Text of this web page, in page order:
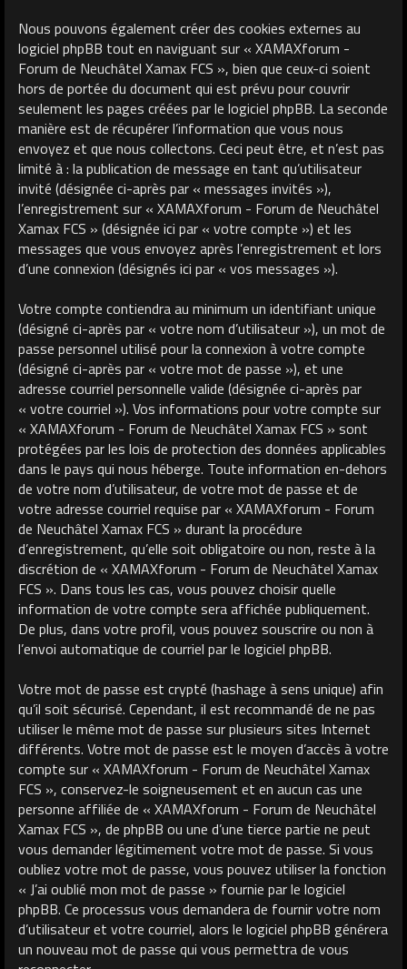
Nous pouvons également créer des cookies externes au
logiciel phpBB tout en naviguant sur « XAMAXforum -
Forum de Neuchâtel Xamax FCS », bien que ceux-ci soient
hors de portée du document qui est prévu pour couvrir
seulement les pages créées par le logiciel phpBB. La seconde
manière est de récupérer l’information que vous nous
envoyez et que nous collectons. Ceci peut être, et n’est pas
limité à : la publication de message en tant qu’utilisateur
invité (désignée ci-après par « messages invités »),
l’enregistrement sur « XAMAXforum - Forum de Neuchâtel
Xamax FCS » (désignée ici par « votre compte ») et les
messages que vous envoyez après l’enregistrement et lors
d’une connexion (désignés ici par « vos messages »).
Votre compte contiendra au minimum un identifiant unique
(désigné ci-après par « votre nom d’utilisateur »), un mot de
passe personnel utilisé pour la connexion à votre compte
(désigné ci-après par « votre mot de passe »), et une
adresse courriel personnelle valide (désignée ci-après par
« votre courriel »). Vos informations pour votre compte sur
« XAMAXforum - Forum de Neuchâtel Xamax FCS » sont
protégées par les lois de protection des données applicables
dans le pays qui nous héberge. Toute information en-dehors
de votre nom d’utilisateur, de votre mot de passe et de
votre adresse courriel requise par « XAMAXforum - Forum
de Neuchâtel Xamax FCS » durant la procédure
d’enregistrement, qu’elle soit obligatoire ou non, reste à la
discrétion de « XAMAXforum - Forum de Neuchâtel Xamax
FCS ». Dans tous les cas, vous pouvez choisir quelle
information de votre compte sera affichée publiquement.
De plus, dans votre profil, vous pouvez souscrire ou non à
l’envoi automatique de courriel par le logiciel phpBB.
Votre mot de passe est crypté (hashage à sens unique) afin
qu’il soit sécurisé. Cependant, il est recommandé de ne pas
utiliser le même mot de passe sur plusieurs sites Internet
différents. Votre mot de passe est le moyen d’accès à votre
compte sur « XAMAXforum - Forum de Neuchâtel Xamax
FCS », conservez-le soigneusement et en aucun cas une
personne affiliée de « XAMAXforum - Forum de Neuchâtel
Xamax FCS », de phpBB ou une d’une tierce partie ne peut
vous demander légitimement votre mot de passe. Si vous
oubliez votre mot de passe, vous pouvez utiliser la fonction
« J’ai oublié mon mot de passe » fournie par le logiciel
phpBB. Ce processus vous demandera de fournir votre nom
d’utilisateur et votre courriel, alors le logiciel phpBB générera
un nouveau mot de passe qui vous permettra de vous